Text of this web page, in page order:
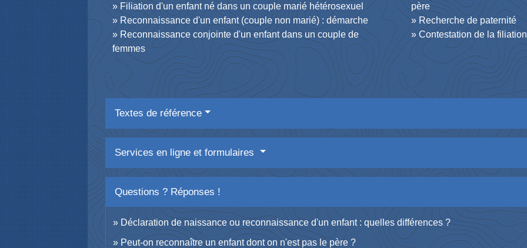
Filiation d'un enfant né dans un couple marié hétérosexuel
Reconnaissance d'un enfant (couple non marié) : démarche
Reconnaissance conjointe d'un enfant dans un couple de
femmes
père
Recherche de paternité
Contestation de la
Textes de référence
Services en ligne et formulaires
Questions ? Réponses !
Déclaration de naissance ou reconnaissance d'un enfant : quelles différences ?
Peut-on reconnaître un enfant dont on n'est pas le père ?